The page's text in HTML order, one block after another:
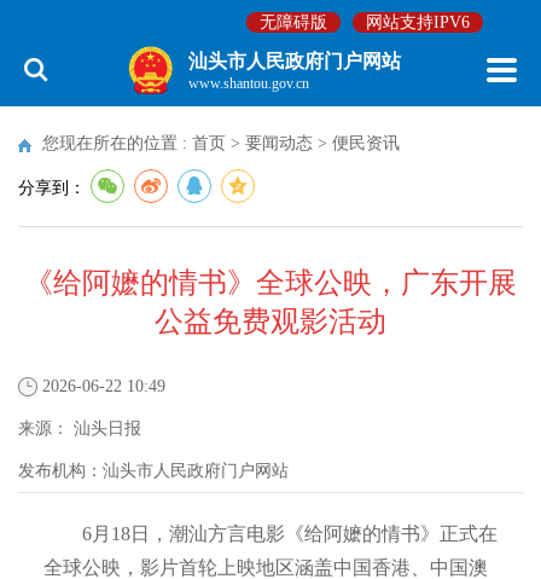
无障碍版 网站支持IPV6
汕头市人民政府门户网站
www.shantou.gov.cn
您现在所在的位置 : 首页 > 要闻动态 > 便民资讯
分享到：
《给阿嬷的情书》全球公映，广东开展
公益免费观影活动
2026-06-22 10:49
来源： 汕头日报
发布机构： 汕头市人民政府门户网站
6月18日，潮汕方言电影《给阿嬷的情书》正式在
全球公映，影片首轮上映地区涵盖中国香港、中国澳